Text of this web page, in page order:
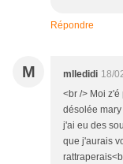
Répondre
M mlledidi 18/
<br /> Moi z'é
désolée
j'ai eu des
que j'aurais